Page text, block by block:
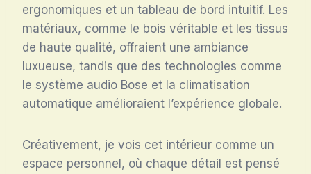
ergonomiques et un tableau de bord intuitif. Les
matériaux, comme le bois véritable et les tissus
de haute qualité, offraient une ambiance
luxueuse, tandis que des technologies comme
le système audio Bose et la climatisation
automatique amélioraient l’expérience globale.
Créativement, je vois cet intérieur comme un
espace personnel, où chaque détail est pensé